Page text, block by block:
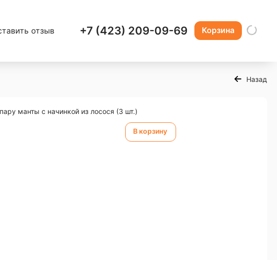
отзыв +7 (423) 209-09-69 Корзина
Назад
манты с начинкой из лосося (3 шт.)
В корзину